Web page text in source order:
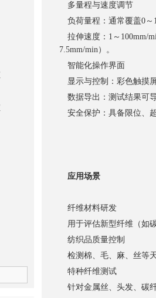
多量程与速度调节
负荷量程：通常覆盖0～
拉伸速度：1～100mm/
7.5mm/min）。
智能化操作界面
显示与控制：彩色触摸
数据导出：测试结果可
安全保护：具备限位、
应用场景
纤维材料研发
用于评估新型纤维（如
纺织品质量控制
检测棉、毛、麻、丝等
特种纤维测试
针对金属丝、头发、碳